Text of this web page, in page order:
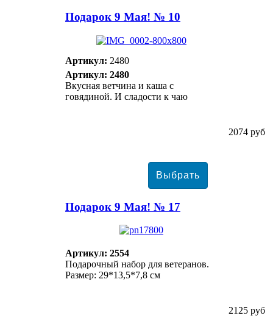
Подарок 9 Мая! № 10
Артикул: 2480
Артикул: 2480
Вкусная ветчина и каша с
говядиной. И сладости к чаю
2074 руб
Подарок 9 Мая! № 17
Артикул: 2554
Подарочный набор для ветеранов.
Размер: 29*13,5*7,8 см
2125 руб